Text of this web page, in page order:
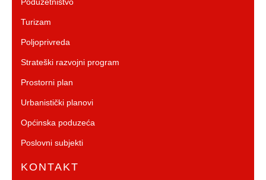
Turizam
Poljoprivreda
Strateški razvojni program
Prostorni plan
Urbanistički planovi
Općinska poduzeća
Poslovni subjekti
KONTAKT